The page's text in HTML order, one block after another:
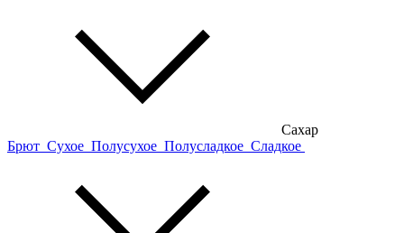
Сахар
Брют Сухое Полусухое Полусладкое Сладкое